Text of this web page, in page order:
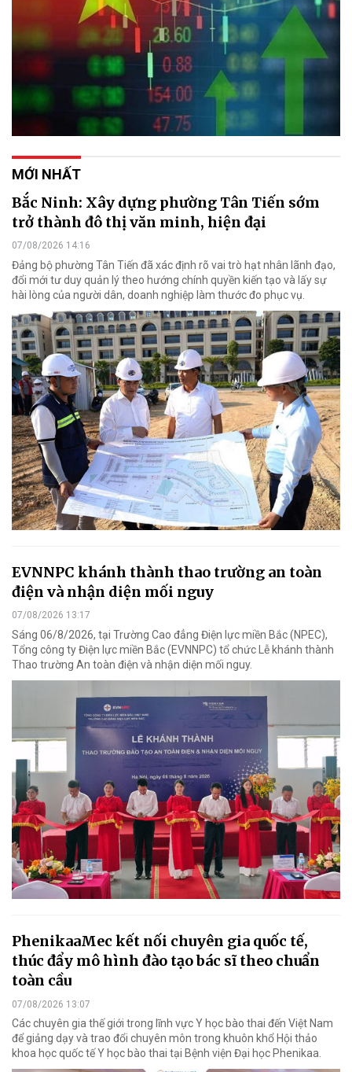
MỚI NHẤT
Bắc Ninh: Xây dựng phường Tân Tiến sớm
trở thành đô thị văn minh, hiện đại
07/08/2026 14:16
Đảng bộ phường Tân Tiến đã xác định rõ vai trò hạt nhân lãnh đạo,
đổi mới tư duy quản lý theo hướng chính quyền kiến tạo và lấy sự
hài lòng của người dân, doanh nghiệp làm thước đo phục vụ.
EVNNPC khánh thành thao trường an toàn
điện và nhận diện mối nguy
07/08/2026 13:17
Sáng 06/8/2026, tại Trường Cao đẳng Điện lực miền Bắc (NPEC),
Tổng công ty Điện lực miền Bắc (EVNNPC) tổ chức Lễ khánh thành
Thao trường An toàn điện và nhận diện mối nguy.
PhenikaaMec kết nối chuyên gia quốc tế,
thúc đẩy mô hình đào tạo bác sĩ theo chuẩn
toàn cầu
07/08/2026 13:07
Các chuyên gia thế giới trong lĩnh vực Y học bào thai đến Việt Nam
để giảng dạy và trao đổi chuyên môn trong khuôn khổ Hội thảo
khoa học quốc tế Y học bào thai tại Bệnh viện Đại học Phenikaa.